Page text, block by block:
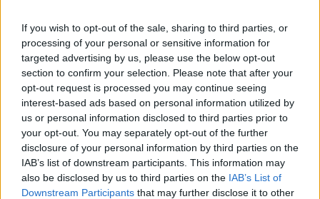
If you wish to opt-out of the sale, sharing to third parties, or
processing of your personal or sensitive information for
targeted advertising by us, please use the below opt-out
section to confirm your selection. Please note that after your
opt-out request is processed you may continue seeing
interest-based ads based on personal information utilized by
us or personal information disclosed to third parties prior to
your opt-out. You may separately opt-out of the further
disclosure of your personal information by third parties on the
IAB’s list of downstream participants. This information may
also be disclosed by us to third parties on the IAB’s List of
Downstream Participants that may further disclose it to other
aktualizavimą premija skiriama Jonavos
rajono savivaldybės kultūros centrui.
Susiję straipsniai